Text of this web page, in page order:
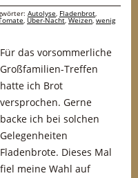
Autolyse, Fladenbrot,
, Über-Nacht,Weizen,wenig
Für das vorsommerliche
Großfamilien-Treffen
hatte ich Brot
versprochen. Gerne
backe ich bei solchen
Gelegenheiten
Fladenbrote. Dieses Mal
fiel meine Wahl auf